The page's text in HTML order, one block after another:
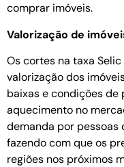
comprar imóveis.
Valorização de
Os cortes na taxa
valorização dos
baixas e condições de
aquecimento no
demanda por pessoas
fazendo com que os
regiões nos próximos